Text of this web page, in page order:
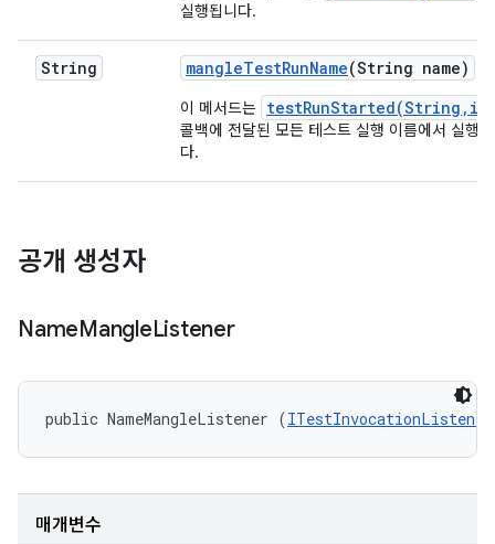
실행됩니다.
String mangleTestRunName(String name)
이 메서드는
콜백에 전달된 모든 테스트 실행 이름에서 실행
다.
공개 생성자
NameMangleListener
public NameMangleListener (ITestInvocationListener
매개변수